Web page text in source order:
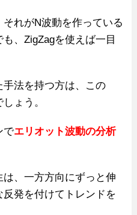
れがN波動を作っている
、ZigZagを使えば一目
手法を持つ方は、この
ょう。
でエリオット波動の分析
、一方方向にずっと伸
発を付けてトレンドを